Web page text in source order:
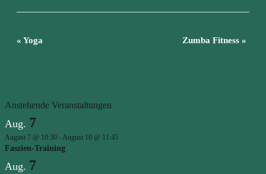
Veranstaltung
« Yoga Zumba Fitness »
Anstehende Veranstaltungen
Aug. 7
August 7 @ 10:30 -August 10 @ 11:45
Faszien-Training
Aug. 7